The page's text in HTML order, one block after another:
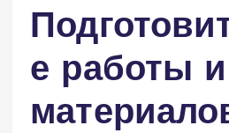
е работы